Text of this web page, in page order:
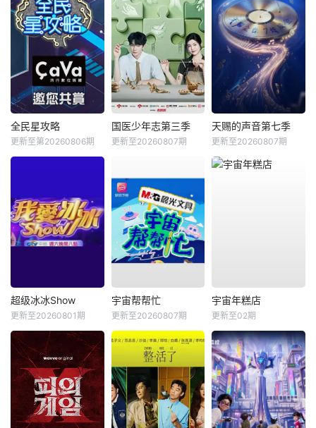
全民星攻略
更新至第20260806期
国医少年志第三季
更新至20260807期
天赐的声音第七季
更新至20260807期
超级冰冰Show
更新至20260801期
宇宙帮帮忙
更新至20260807期
宇宙年糕店
更新至02期